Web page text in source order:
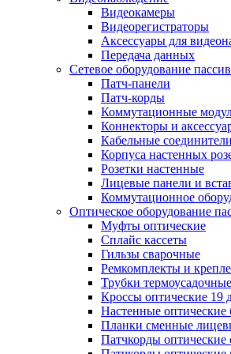
Видеокамеры
Видеорегистраторы
Аксессуары для
Передача данных
Сетевое оборудование
Патч-панели
Патч-корды
Коммутационные
Коннекторы и
Кабельные соединители
Корпуса настенных
Розетки настенные
Лицевые панели и
Коммутационное
Оптическое оборудование
Муфты оптические
Сплайс кассеты
Гильзы сварочные
Ремкомплекты и
Трубки
Кроссы оптические 19
Настенные оптические
Планки сменные
Патчкорды оптические